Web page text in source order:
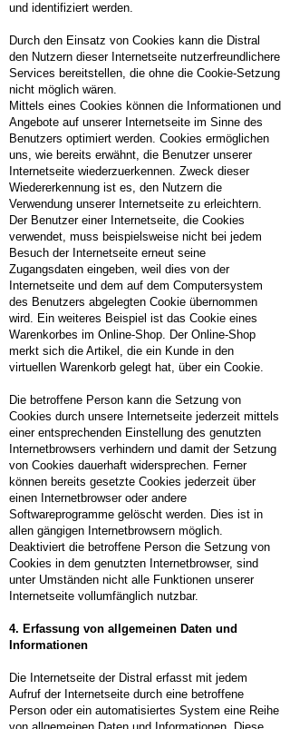
und identifiziert werden.
Durch den Einsatz von Cookies kann die Distral
den Nutzern dieser Internetseite nutzerfreundlichere
Services bereitstellen, die ohne die Cookie-Setzung
nicht möglich wären.
Mittels eines Cookies können die Informationen und
Angebote auf unserer Internetseite im Sinne des
Benutzers optimiert werden. Cookies ermöglichen
uns, wie bereits erwähnt, die Benutzer unserer
Internetseite wiederzuerkennen. Zweck dieser
Wiedererkennung ist es, den Nutzern die
Verwendung unserer Internetseite zu erleichtern.
Der Benutzer einer Internetseite, die Cookies
verwendet, muss beispielsweise nicht bei jedem
Besuch der Internetseite erneut seine
Zugangsdaten eingeben, weil dies von der
Internetseite und dem auf dem Computersystem
des Benutzers abgelegten Cookie übernommen
wird. Ein weiteres Beispiel ist das Cookie eines
Warenkorbes im Online-Shop. Der Online-Shop
merkt sich die Artikel, die ein Kunde in den
virtuellen Warenkorb gelegt hat, über ein Cookie.
Die betroffene Person kann die Setzung von
Cookies durch unsere Internetseite jederzeit mittels
einer entsprechenden Einstellung des genutzten
Internetbrowsers verhindern und damit der Setzung
von Cookies dauerhaft widersprechen. Ferner
können bereits gesetzte Cookies jederzeit über
einen Internetbrowser oder andere
Softwareprogramme gelöscht werden. Dies ist in
allen gängigen Internetbrowsern möglich.
Deaktiviert die betroffene Person die Setzung von
Cookies in dem genutzten Internetbrowser, sind
unter Umständen nicht alle Funktionen unserer
Internetseite vollumfänglich nutzbar.
4. Erfassung von allgemeinen Daten und
Informationen
Die Internetseite der Distral erfasst mit jedem
Aufruf der Internetseite durch eine betroffene
Person oder ein automatisiertes System eine Reihe